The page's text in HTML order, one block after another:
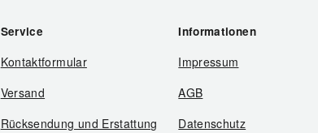
Service
Kontaktformular
Versand
Rücksendung und Erstattung
Informationen
Impressum
AGB
Datenschutz